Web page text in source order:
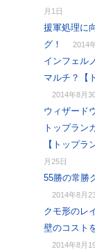
月1日
援軍処理に
グ！
2014
インフェル
マルチ？【
2014年8月
ウィザード
トップラン
【トップラ
月25日
55勝の常勝
2014年8月
クモ形のレ
壁のコスト
2014年8月